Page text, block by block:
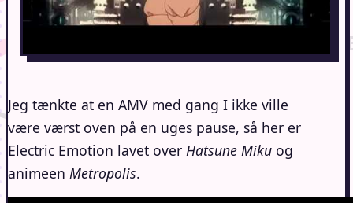
Jeg tænkte at en AMV med gang I ikke ville
være værst oven på en uges pause, så her er
Electric Emotion lavet over Hatsune Miku og
animeen Metropolis.